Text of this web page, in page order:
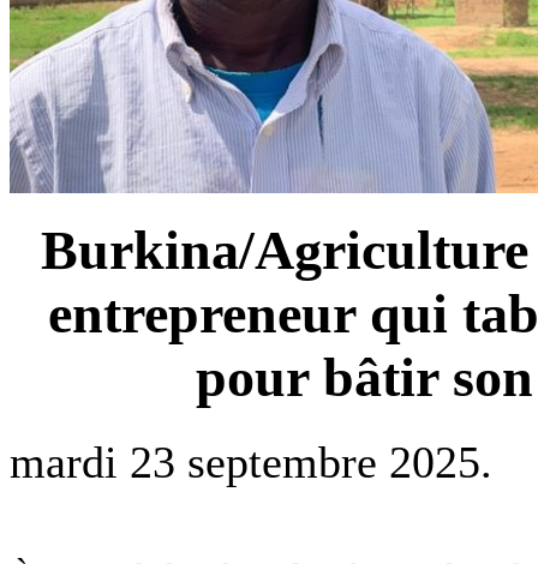
Burkina/Agriculture
entrepreneur qui
pour bâtir
mardi 23 septembre 2025.